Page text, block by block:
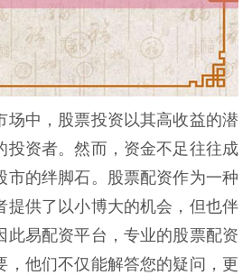
场中，股票投资以其高收益的潜
投资者。然而，资金不足往往成
市的绊脚石。股票配资作为一种
提供了以小博大的机会，但也伴
此易配资平台，专业的股票配资
，他们不仅能解答您的疑问，更